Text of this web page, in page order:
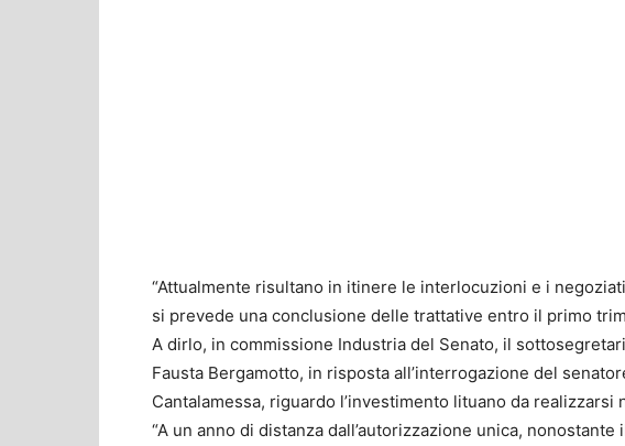
“Attualmente risultano in itinere le interlocuzioni e i
si prevede una conclusione delle trattative entro il primo
A dirlo, in commissione Industria del Senato, il
Fausta Bergamotto, in risposta all’interrogazione del
Cantalamessa, riguardo l’investimento lituano da realizzarsi
“A un anno di distanza dall’autorizzazione unica,